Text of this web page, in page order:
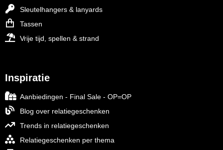
Sleutelhangers & lanyards
Tassen
Vrije tijd, spellen & strand
Inspiratie
Aanbiedingen - Final Sale - OP=OP
Blog over relatiegeschenken
Trends in relatiegeschenken
Relatiegeschenken per thema